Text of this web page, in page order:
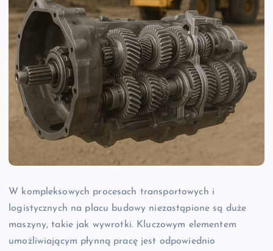
W kompleksowych procesach transportowych i
logistycznych na placu budowy niezastąpione są duże
maszyny, takie jak wywrotki. Kluczowym elementem
umożliwiającym płynną pracę jest odpowiednio